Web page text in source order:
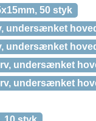
50 styk
undersænket
undersænket
undersænket
undersænket